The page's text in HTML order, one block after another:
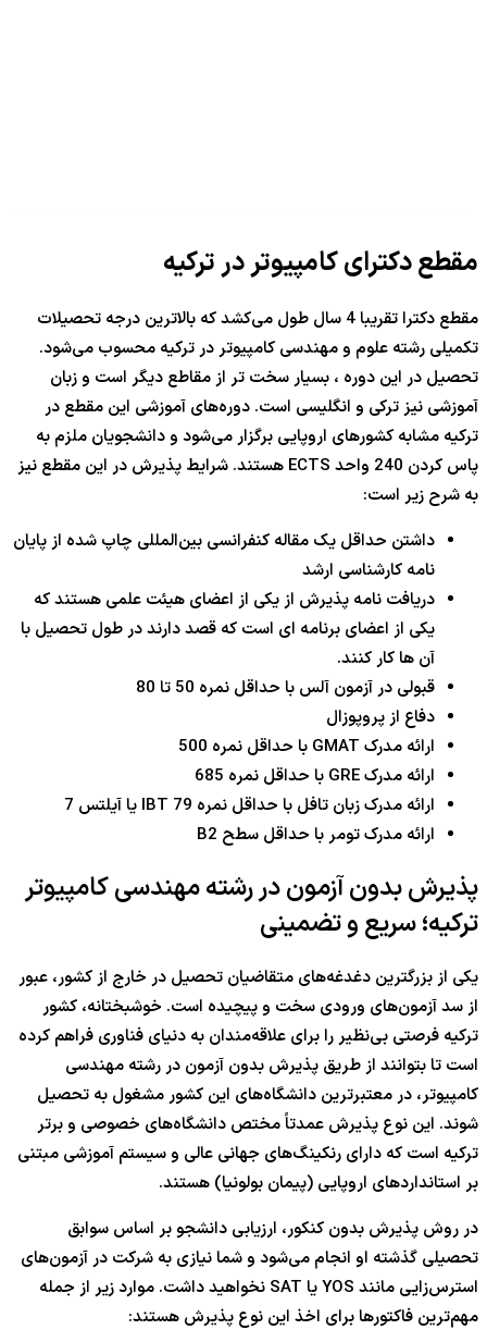
مقطع دکترای کامپیوتر در ترکیه
مقطع دکترا تقریبا 4 سال طول می‌کشد که بالاترین درجه تحصیلات
تکمیلی رشته علوم و مهندسی کامپیوتر در ترکیه محسوب می‌شود.
تحصیل در این دوره ، بسیار سخت تر از مقاطع دیگر است و زبان
آموزشی نیز ترکی و انگلیسی است. دوره‌های آموزشی این مقطع در
ترکیه مشابه کشورهای اروپایی برگزار می‌شود و دانشجویان ملزم به
پاس کردن 240 واحد ECTS هستند. شرایط پذیرش در این مقطع نیز
به شرح زیر است:
داشتن حداقل یک مقاله کنفرانسی بین‌المللی چاپ شده از پایان
نامه کارشناسی ارشد
دریافت نامه پذیرش از یکی از اعضای هیئت علمی هستند که
یکی از اعضای برنامه ای است که قصد دارند در طول تحصیل با
آن ها کار کنند.
قبولی در آزمون آلس با حداقل نمره 50 تا 80
دفاع از پروپوزال
ارائه مدرک GMAT با حداقل نمره 500
ارائه مدرک GRE با حداقل نمره 685
ارائه مدرک زبان تافل با حداقل نمره IBT 79 یا آیلتس 7
ارائه مدرک تومر با حداقل سطح B2
پذیرش بدون آزمون در رشته مهندسی کامپیوتر
ترکیه؛ سریع و تضمینی
یکی از بزرگترین دغدغه‌های متقاضیان تحصیل در خارج از کشور، عبور
از سد آزمون‌های ورودی سخت و پیچیده است. خوشبختانه، کشور
ترکیه فرصتی بی‌نظیر را برای علاقه‌مندان به دنیای فناوری فراهم کرده
است تا بتوانند از طریق پذیرش بدون آزمون در رشته مهندسی
کامپیوتر، در معتبرترین دانشگاه‌های این کشور مشغول به تحصیل
شوند. این نوع پذیرش عمدتاً مختص دانشگاه‌های خصوصی و برتر
ترکیه است که دارای رنکینگ‌های جهانی عالی و سیستم آموزشی مبتنی
بر استانداردهای اروپایی (پیمان بولونیا) هستند.
در روش پذیرش بدون کنکور، ارزیابی دانشجو بر اساس سوابق
تحصیلی گذشته او انجام می‌شود و شما نیازی به شرکت در آزمون‌های
استرس‌زایی مانند YOS یا SAT نخواهید داشت. موارد زیر از جمله
مهم‌ترین فاکتورها برای اخذ این نوع پذیرش هستند: